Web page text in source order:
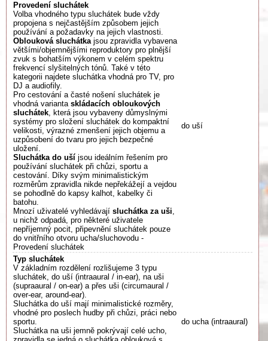
Provedení sluchátek
Volba vhodného typu sluchátek bude vždy
propojena s nejčastějším způsobem jejich
používání a požadavky na jejich vlastnosti.
Oblouková sluchátkajsou zpravidla vybavena
většími/objemnějšími reproduktory pro plnější
zvuk s bohatším výkonem v celém spektru
frekvencí slyšitelných tónů. Také v této
kategorii najdete sluchátka vhodná pro TV, pro
DJ a audiofily.
Pro cestování a časté nošení sluchátek je
vhodná varianta skládacích obloukových
sluchátek, která jsou vybaveny důmyslnými
systémy pro složení sluchátek do kompaktní
velikosti, výrazné zmenšení jejich objemu a
uzpůsobení do tvaru pro jejich bezpečné
uložení.
Sluchátka do uší jsou ideálním řešením pro
používání sluchátek při chůzi, sportu a
cestování. Díky svým minimalistickým
rozměrům zpravidla nikde nepřekážejí a vejdou
se pohodlně do kapsy kalhot, kabelky či
batohu.
Mnozí uživatelé vyhledávají sluchátka za uši,
u nichž odpadá, pro některé uživatele
nepříjemný pocit, připevnění sluchátek pouze
do vnitřního otvoru ucha/sluchovodu -
Provedení sluchátek
do uší
Typ sluchátek
V základním rozdělení rozlišujeme 3 typu
sluchátek, do uší (intraaural / in-ear), na uši
(supraaural / on-ear) a přes uši (circumaural /
over-ear, around-ear).
Sluchátka do uší mají minimalistické rozměry,
vhodné pro poslech hudby při chůzi, práci nebo
sportu.
Sluchátka na uši jemně pokrývají celé ucho,
do ucha (intraaural)